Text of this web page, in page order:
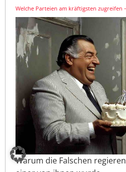
Welche Parteien am kräftigsten
Warum die Falschen